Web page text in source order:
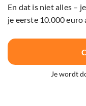
En dat is niet alles –
je eerste 10.000
Je wordt